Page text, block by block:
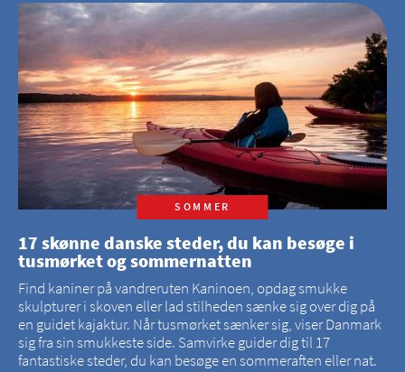
SOMMER
17 skønne danske steder, du kan besøge i
tusmørket og sommernatten
Find kaniner på vandreruten Kaninoen, opdag smukke
skulpturer i skoven eller lad stilheden sænke sig over dig på
en guidet kajaktur. Når tusmørket sænker sig, viser Danmark
sig fra sin smukkeste side. Samvirke guider dig til 17
fantastiske steder, du kan besøge en sommeraften eller nat.